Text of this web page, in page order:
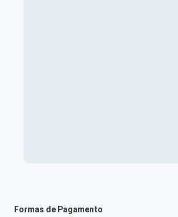
Formas de Pagamento